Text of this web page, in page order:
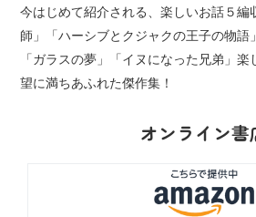
今はじめて紹介される、楽しいお話５編
師」「ハーシブとクジャクの王子の物語
「ガラスの夢」「イヌになった兄弟」
望に満ちあふれた傑作集！
オンライン書